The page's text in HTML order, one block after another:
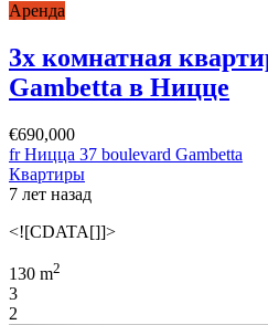
Аренда
3х комнатная
Gambetta в Ницце
€690,000
fr Ницца 37 boulevard Gambetta
Квартиры
7 лет назад
<![CDATA[]]>
130 m2
3
2